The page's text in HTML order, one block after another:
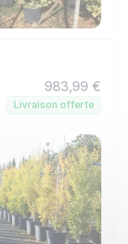
983,99 €
Livraison offerte